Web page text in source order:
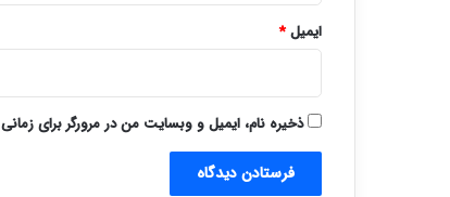
ایمیل*
ذخیره نام، ایمیل و وبسایت من در مرورگر برای